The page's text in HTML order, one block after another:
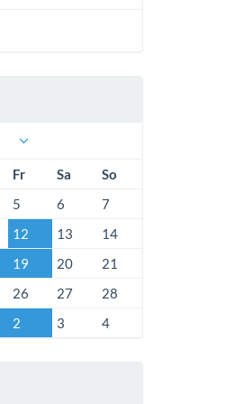
Fr Sa
So
5 6
7
12 13
14
19 20
21
26 27
28
2 3 4